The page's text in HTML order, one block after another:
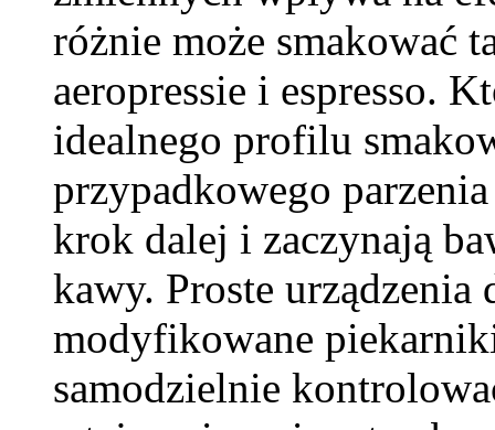
różnie może smakować
aeropressie i espresso.
idealnego profilu
przypadkowego
krok dalej i zaczynają
kawy. Proste urządzenia
modyfikowane
samodzielnie